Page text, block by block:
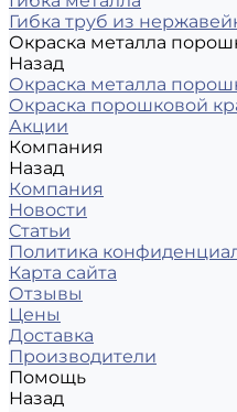
Гибка труб из
Окраска металла
Назад
Окраска металла
Окраска порошковой
Акции
Компания
Назад
Компания
Новости
Статьи
Политика
Карта сайта
Отзывы
Цены
Доставка
Производители
Помощь
Назад